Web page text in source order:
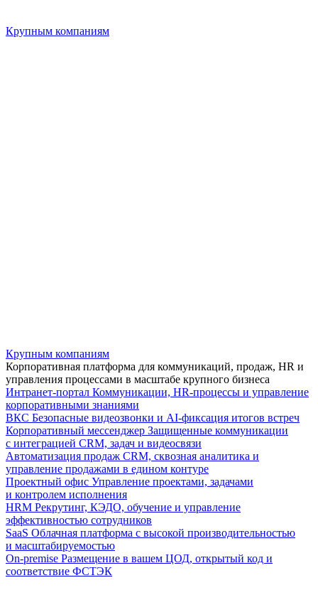
Крупным компаниям
Крупным компаниям
Корпоративная платформа для коммуникаций, продаж, HR и
управления процессами в масштабе крупного бизнеса
Интранет-портал Коммуникации, HR-процессы и управление
корпоративными знаниями
ВКС Безопасные видеозвонки и AI-фиксация итогов встреч
Корпоративный мессенджер Защищенные коммуникации
с интеграцией CRM, задач и видеосвязи
Автоматизация продаж CRM, сквозная аналитика и
управление продажами в едином контуре
Проектный офис Управление проектами, задачами
и контролем исполнения
HRM Рекрутинг, КЭДО, обучение и управление
эффективностью сотрудников
SaaS Облачная платформа с высокой производительностью
и масштабируемостью
On-premise Размещение в вашем ЦОД, открытый код и
соответствие ФСТЭК